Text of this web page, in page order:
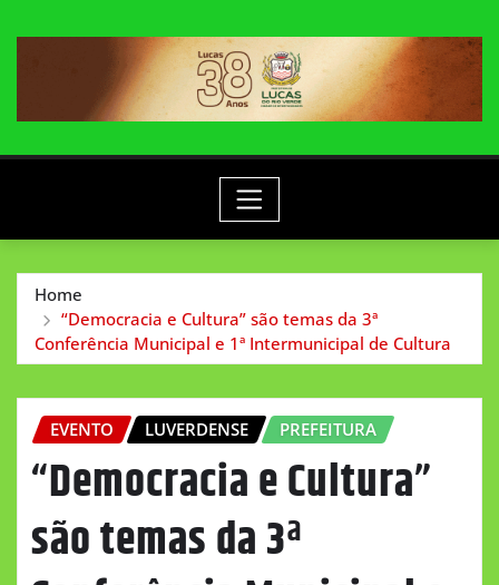
Home
“Democracia e Cultura” são temas da 3ª
Conferência Municipal e 1ª Intermunicipal de Cultura
EVENTO LUVERDENSE PREFEITURA
“Democracia e Cultura”
são temas da 3ª